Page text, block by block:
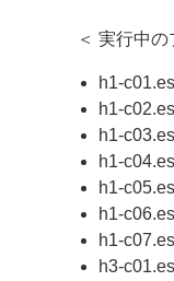
＜ 実行中
h1-
h1-
h1-
h1-
h1-
h1-
h1-
h3-